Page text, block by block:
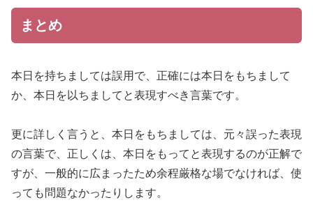
まとめ
本日を持ちましては誤用で、正確には本日をもちまして
か、本日を以ちましてと表現すべき言葉です。
更に詳しく言うと、本日をもちましては、元々誤った表現
の言葉で、正しくは、本日をもってと表現するのが正解で
すが、一般的に広まったため余程厳格な場でなければ、使
っても問題なかったりします。